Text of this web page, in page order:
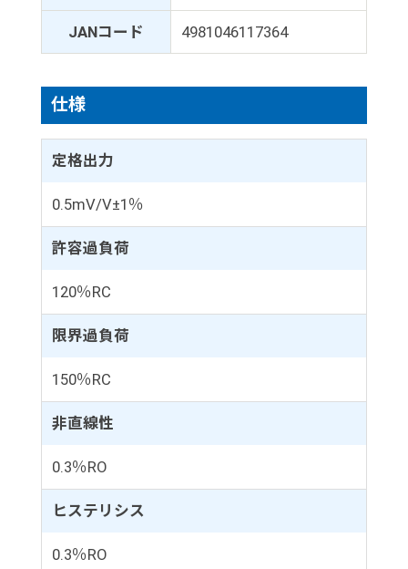
JANコード 4981046117364
仕様
定格出力
0.5mV/V±1％
許容過負荷
120％RC
限界過負荷
150％RC
非直線性
0.3％RO
ヒステリシス
0.3％RO